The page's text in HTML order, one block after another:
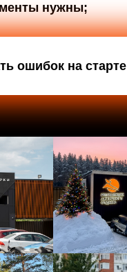
нужны;
ошибок на старте